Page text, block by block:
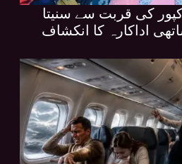
کی قربت سے سنیتا
اداکارہ کا انکشاف